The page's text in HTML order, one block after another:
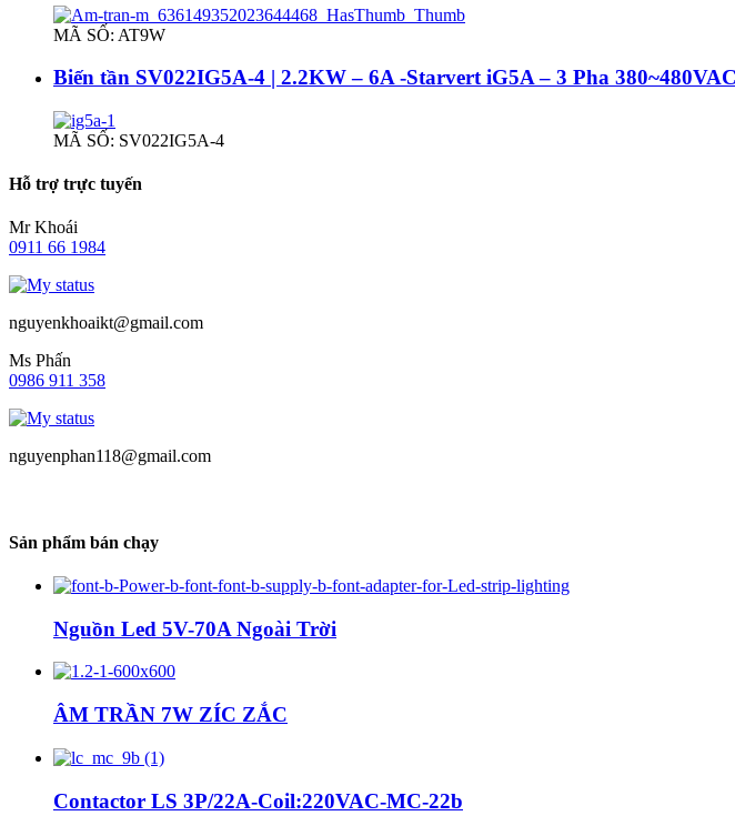
MÃ SỐ: AT9W
Biến tần SV022IG5A-4 | 2.2KW – 6A -Starvert iG5A – 3 Pha 380~480VAC
MÃ SỐ: SV022IG5A-4
Hỗ trợ trực tuyến
Mr Khoái
0911 66 1984
nguyenkhoaikt@gmail.com
Ms Phấn
0986 911 358
nguyenphan118@gmail.com
Sản phẩm bán chạy
Nguồn Led 5V-70A Ngoài Trời
ÂM TRẦN 7W ZÍC ZẮC
Contactor LS 3P/22A-Coil:220VAC-MC-22b